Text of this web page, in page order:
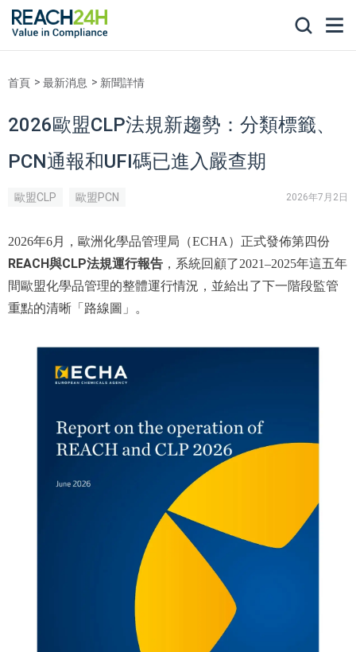
首頁 最新消息 新聞詳情
2026歐盟CLP法規新趨勢：分類標籤、
PCN通報和UFI碼已進入嚴查期
歐盟CLP 歐盟PCN 2026年7月2日
2026年6月，歐洲化學品管理局（ECHA）正式發佈第四份
REACH與CLP法規運行報告 ，系統回顧了2021–2025年這五年
間歐盟化學品管理的整體運行情況，並給出了下一階段監管
重點的清晰「路線圖」。